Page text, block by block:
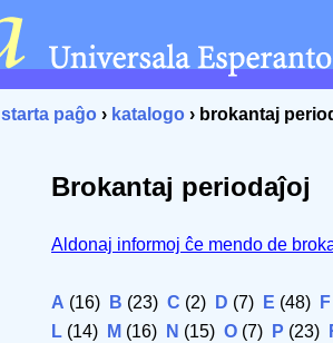
starta paĝo › katalogo › brokantaj
Brokantaj periodaĵoj
Aldonaj informoj ĉe mendo de
A (16) B (23) C (2) D (7) E (48) F
L (14) M (16) N (15) O (7) P (23)